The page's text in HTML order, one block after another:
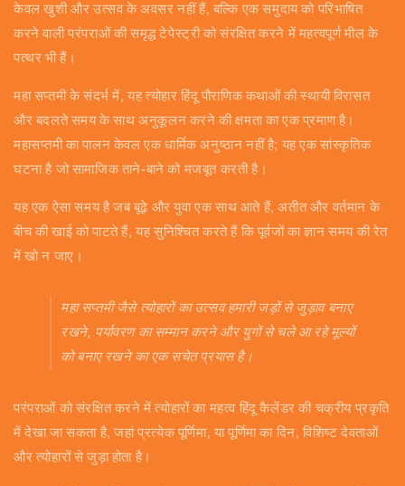
केवल खुशी और उत्सव के अवसर नहीं हैं, बल्कि एक समुदाय को परिभाषित
करने वाली परंपराओं की समृद्ध टेपेस्ट्री को संरक्षित करने में महत्वपूर्ण मील के
पत्थर भी हैं।
महा सप्तमी के संदर्भ में, यह त्योहार हिंदू पौराणिक कथाओं की स्थायी विरासत
और बदलते समय के साथ अनुकूलन करने की क्षमता का एक प्रमाण है।
महासप्तमी का पालन केवल एक धार्मिक अनुष्ठान नहीं है; यह एक सांस्कृतिक
घटना है जो सामाजिक ताने-बाने को मजबूत करती है।
यह एक ऐसा समय है जब बूढ़े और युवा एक साथ आते हैं, अतीत और वर्तमान के
बीच की खाई को पाटते हैं, यह सुनिश्चित करते हैं कि पूर्वजों का ज्ञान समय की रेत
में खो न जाए।
महा सप्तमी जैसे त्योहारों का उत्सव हमारी जड़ों से जुड़ाव बनाए
रखने, पर्यावरण का सम्मान करने और युगों से चले आ रहे मूल्यों
को बनाए रखने का एक सचेत प्रयास है।
परंपराओं को संरक्षित करने में त्योहारों का महत्व हिंदू कैलेंडर की चक्रीय प्रकृति
में देखा जा सकता है, जहां प्रत्येक पूर्णिमा, या पूर्णिमा का दिन, विशिष्ट देवताओं
और त्योहारों से जुड़ा होता है।